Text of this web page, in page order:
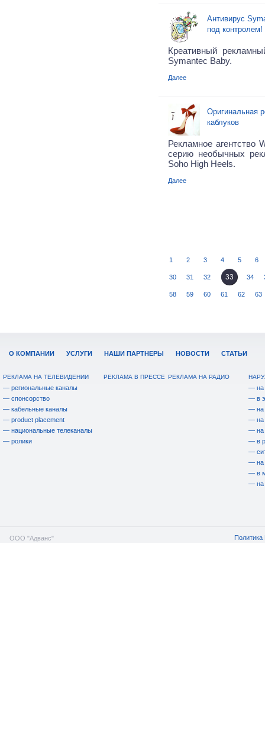
Антивирус
под контролем!
Креативный
Symantec Baby.
Далее
Оригинальная
каблуков
Рекламное агентство
серию необычных
Soho High Heels.
Далее
1 2 3 4 5 6
30 31 32 33 34
58 59 60 61 62 63
О КОМПАНИИ УСЛУГИ НАШИ ПАРТНЕРЫ НОВОСТИ СТАТЬИ
РЕКЛАМА НА ТЕЛЕВИДЕНИИ
— региональные каналы
— спонсорство
— кабельные каналы
— product placement
— национальные телеканалы
— ролики
РЕКЛАМА В ПРЕССЕ РЕКЛАМА НА РАДИО
— на
— в
— на
— на
— на
— в
—
— на
— в
— на
ООО "Адванс" Политика